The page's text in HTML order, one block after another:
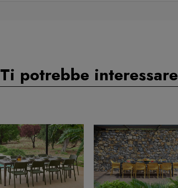
Ti potrebbe interessare